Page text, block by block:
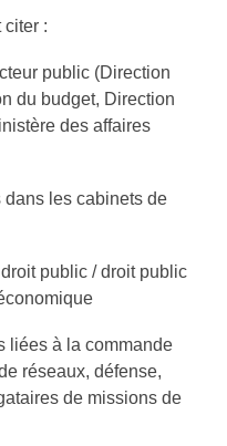
citer :
public (Direction
du budget, Direction
des affaires
dans les cabinets de
public / droit public
liées à la commande
réseaux, défense,
de missions de